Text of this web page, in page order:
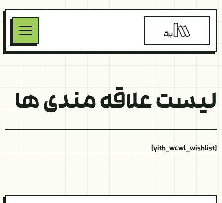
لیست علاقه مندی ها
[yith_wcwl_wishlist]